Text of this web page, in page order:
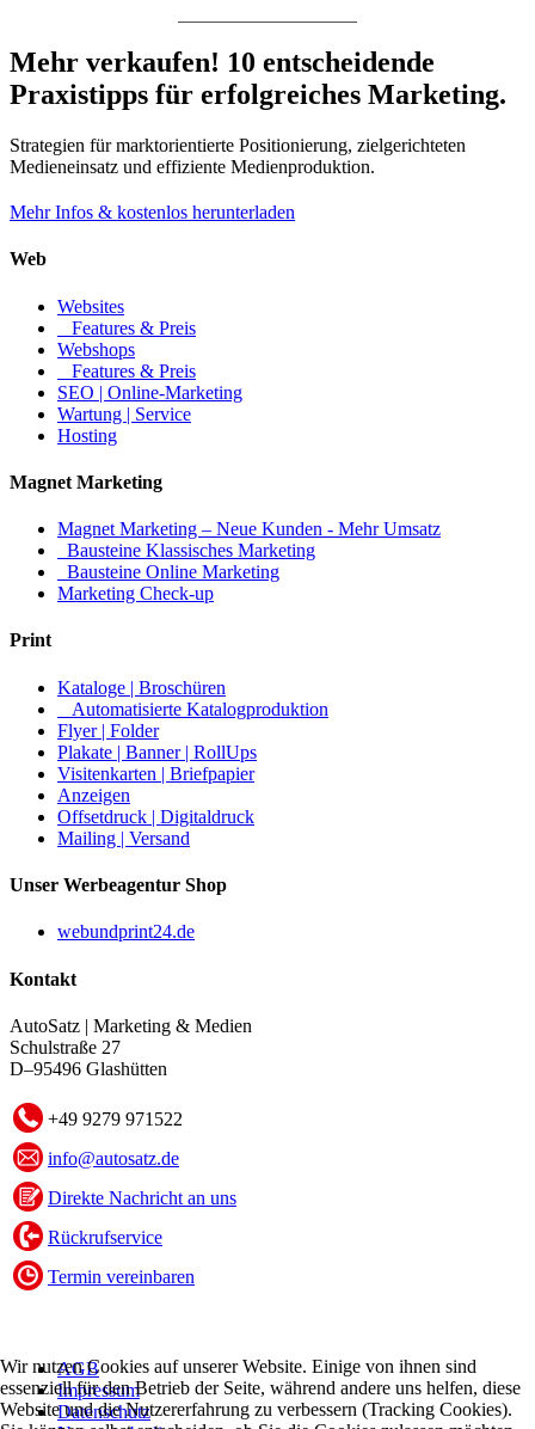
Mehr verkaufen! 10 entscheidende
Praxistipps für erfolgreiches Marketing.
Strategien für marktorientierte Positionierung, zielgerichteten
Medieneinsatz und effiziente Medienproduktion.
Mehr Infos & kostenlos herunterladen
Web
Websites
Features & Preis
Webshops
Features & Preis
SEO | Online-Marketing
Wartung | Service
Hosting
Magnet Marketing
Magnet Marketing – Neue Kunden - Mehr Umsatz
Bausteine Klassisches Marketing
Bausteine Online Marketing
Marketing Check-up
Print
Kataloge | Broschüren
Automatisierte Katalogproduktion
Flyer | Folder
Plakate | Banner | RollUps
Visitenkarten | Briefpapier
Anzeigen
Offsetdruck | Digitaldruck
Mailing | Versand
Unser Werbeagentur Shop
webundprint24.de
Kontakt
AutoSatz | Marketing & Medien
Schulstraße 27
D–95496 Glashütten
+49 9279 971522
info@autosatz.de
Direkte Nachricht an uns
Rückrufservice
Termin vereinbaren
AGB
Impressum
Datenschutz
Wir nutzen Cookies auf unserer Website. Einige von ihnen sind
essenziell für den Betrieb der Seite, während andere uns helfen, diese
Website und die Nutzererfahrung zu verbessern (Tracking Cookies).